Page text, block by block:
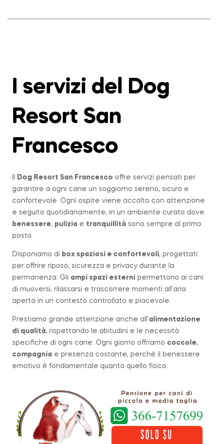
I servizi del Dog
Resort San
Francesco
Dog Resort San Francesco offre servizi pensati per
garantire a ogni cane un soggiorno sereno, sicuro e
confortevole. Ogni ospite viene accolto con attenzione
e seguito quotidianamente, in un ambiente curato dove
benessere, pulizia e tranquillità sono sempre al primo
posto.
Disponiamo di box spaziosi e confortevoli, progettati
per offrire riposo, sicurezza e privacy durante la
permanenza. Gli ampi spazi esterni permettono ai cani
di muoversi, rilassarsi e trascorrere momenti all’aria
aperta in un contesto controllato e piacevole.
Prestiamo grande attenzione anche all’alimentazione
di qualità, rispettando le abitudini e le necessità
specifiche di ogni cane. Ogni giorno offriamo coccole,
compagnia e presenza costante, perché il benessere
emotivo è fondamentale quanto quello fisico.